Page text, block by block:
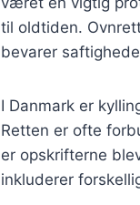
til oldtiden.
bevarer
I Danmark er
Retten er ofte
er opskrifterne
inkluderer